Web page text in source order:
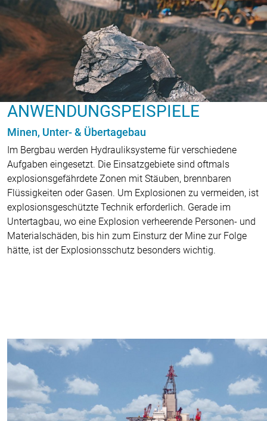
ANWENDUNGSPEISPIELE
Minen, Unter- & Übertagebau
Im Bergbau werden Hydrauliksysteme für verschiedene
Aufgaben eingesetzt. Die Einsatzgebiete sind oftmals
explosionsgefährdete Zonen mit Stäuben, brennbaren
Flüssigkeiten oder Gasen. Um Explosionen zu vermeiden, ist
explosionsgeschützte Technik erforderlich. Gerade im
Untertagbau, wo eine Explosion verheerende Personen- und
Materialschäden, bis hin zum Einsturz der Mine zur Folge
hätte, ist der Explosionsschutz besonders wichtig.